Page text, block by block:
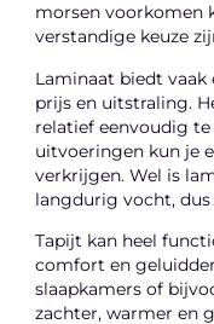
morsen voorkomen
verstandige keuze
Laminaat biedt vaak
prijs en uitstraling.
relatief eenvoudig
uitvoeringen kun je
verkrijgen. Wel is
langdurig vocht,
Tapijt kan heel
comfort en
slaapkamers of
zachter, warmer en